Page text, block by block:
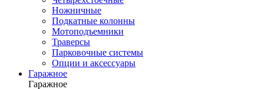
Ножничные
Подкатные колонны
Мотоподъемники
Траверсы
Парковочные системы
Опции и аксессуары
Гаражное
Гаражное